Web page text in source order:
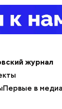
журнал
Первые в
2023